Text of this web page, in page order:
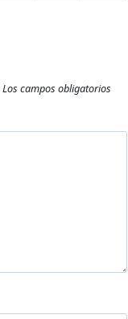
Los campos obligatorios